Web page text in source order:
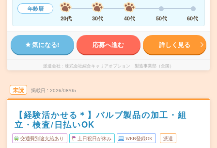
年齢層
20代
30代 40代 50代 60代
気になる! 応募へ進む 詳しく見る
派遣会社 株式会社綜合キャリアオプション 製造事業部（全国）
未読 掲載日 2026/08/05
【経験活かせる＊】バルブ製品の加工・組
立・検査/日払いOK
交通費別途支給あり 土日祝日が休み WEB登録OK 派遣